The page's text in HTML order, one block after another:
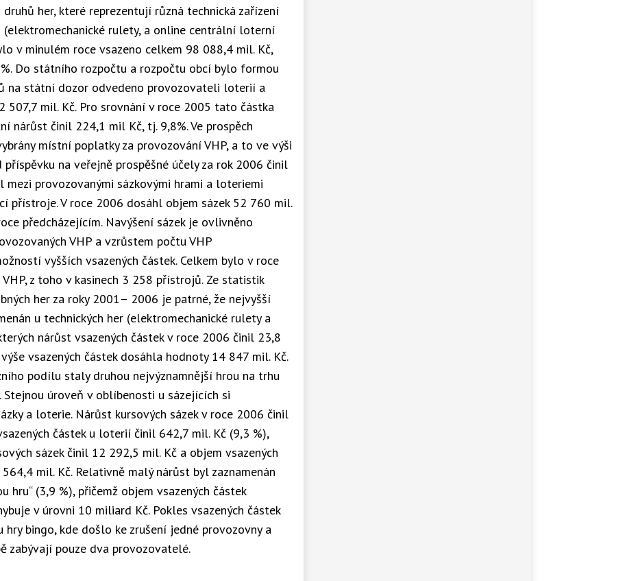
her, které reprezentují různá technická zařízení
rulety, a online centrální loterní
v minulém roce vsazeno celkem 98 088,4 mil. Kč,
Do státního rozpočtu a rozpočtu obcí bylo formou
na státní dozor odvedeno provozovateli loterií a
507,7 mil. Kč. Pro srovnání v roce 2005 tato částka
nárůst činil 224,1 mil Kč, tj. 9,8%. Ve prospěch
místní poplatky za provozování VHP, a to ve výši
příspěvku na veřejně prospěšné účely za rok 2006 činil
provozovanými sázkovými hrami a loteriemi
přístroje. V roce 2006 dosáhl objem sázek 52 760 mil.
předcházejícím. Navýšení sázek je ovlivněno
VHP a vzrůstem počtu VHP
vyšších vsazených částek. Celkem bylo v roce
z toho v kasinech 3 258 přístrojů. Ze statistik
her za roky 2001– 2006 je patrné, že nejvyšší
u technických her (elektromechanické rulety a
nárůst vsazených částek v roce 2006 činil 23,8
vsazených částek dosáhla hodnoty 14 847 mil. Kč.
podílu staly druhou nejvýznamnější hrou na trhu
úroveň v oblíbenosti u sázejících si
a loterie. Nárůst kursových sázek v roce 2006 činil
částek u loterií činil 642,7 mil. Kč (9,3 %),
sázek činil 12 292,5 mil. Kč a objem vsazených
mil. Kč. Relativně malý nárůst byl zaznamenán
hru“ (3,9 %), přičemž objem vsazených částek
v úrovni 10 miliard Kč. Pokles vsazených částek
hry bingo, kde došlo ke zrušení jedné provozovny a
zabývají pouze dva provozovatelé.